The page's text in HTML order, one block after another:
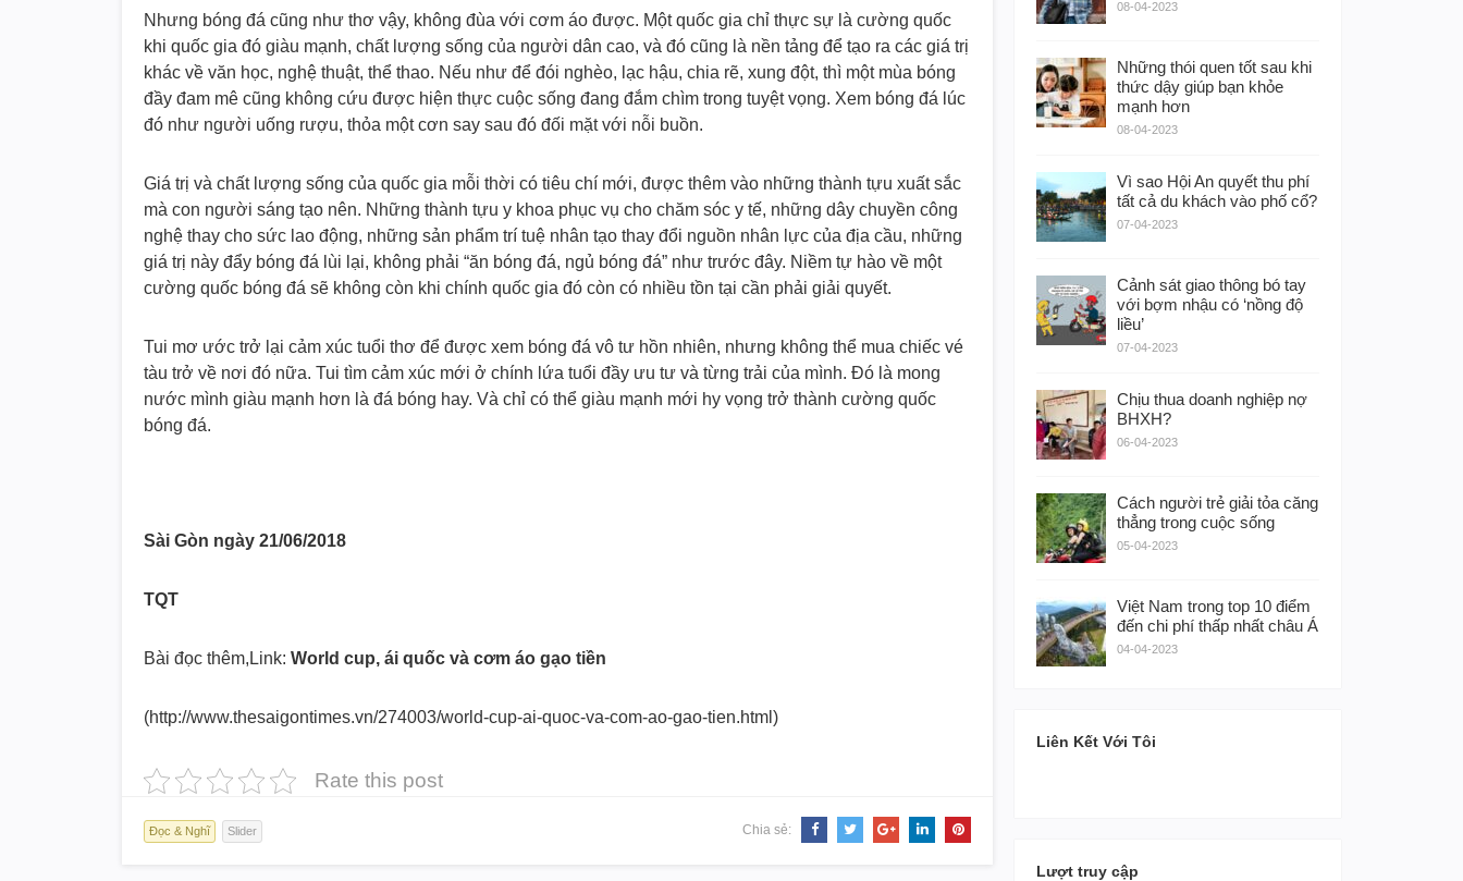
Nhưng bóng đá cũng như thơ vậy, không đùa với cơm áo được. Một quốc gia chỉ thực sự là cường quốc
khi quốc gia đó giàu mạnh, chất lượng sống của người dân cao, và đó cũng là nền tảng để tạo ra các giá trị
khác về văn học, nghệ thuật, thể thao. Nếu như để đói nghèo, lạc hậu, chia rẽ, xung đột, thì một mùa bóng
đầy đam mê cũng không cứu được hiện thực cuộc sống đang đắm chìm trong tuyệt vọng. Xem bóng đá lúc
đó như người uống rượu, thỏa một cơn say sau đó đối mặt với nỗi buồn.
Giá trị và chất lượng sống của quốc gia mỗi thời có tiêu chí mới, được thêm vào những thành tựu xuất sắc
mà con người sáng tạo nên. Những thành tựu y khoa phục vụ cho chăm sóc y tế, những dây chuyền công
nghệ thay cho sức lao động, những sản phẩm trí tuệ nhân tạo thay đổi nguồn nhân lực của địa cầu, những
giá trị này đẩy bóng đá lùi lại, không phải “ăn bóng đá, ngủ bóng đá” như trước đây. Niềm tự hào về một
cường quốc bóng đá sẽ không còn khi chính quốc gia đó còn có nhiều tồn tại cần phải giải quyết.
Tui mơ ước trở lại cảm xúc tuổi thơ để được xem bóng đá vô tư hồn nhiên, nhưng không thể mua chiếc vé
tàu trở về nơi đó nữa. Tui tìm cảm xúc mới ở chính lứa tuổi đầy ưu tư và từng trải của mình. Đó là mong
nước mình giàu mạnh hơn là đá bóng hay. Và chỉ có thể giàu mạnh mới hy vọng trở thành cường quốc
bóng đá.
Sài Gòn ngày 21/06/2018
TQT
Bài đọc thêm,Link: World cup, ái quốc và cơm áo gạo tiền
(http://www.thesaigontimes.vn/274003/world-cup-ai-quoc-va-com-ao-gao-tien.html)
Rate this post
Đọc & Nghĩ Slider Chia sẻ:
08-04-2023
Những thói quen tốt sau khi
thức dậy giúp bạn khỏe
mạnh hơn
08-04-2023
Vì sao Hội An quyết thu phí
tất cả du khách vào phố cổ?
07-04-2023
Cảnh sát giao thông bó tay
với bợm nhậu có ‘nồng độ
liều’
07-04-2023
Chịu thua doanh nghiệp nợ
BHXH?
06-04-2023
Cách người trẻ giải tỏa căng
thẳng trong cuộc sống
05-04-2023
Việt Nam trong top 10 điểm
đến chi phí thấp nhất châu Á
04-04-2023
Liên Kết Với Tôi
Lượt truy cập